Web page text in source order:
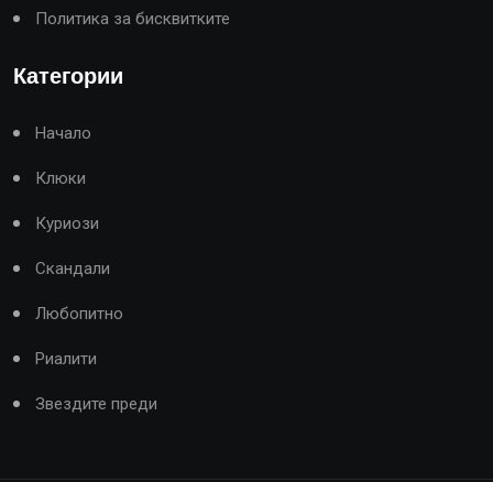
Политика за бисквитките
Категории
Начало
Клюки
Куриози
Скандали
Любопитно
Риалити
Звездите преди